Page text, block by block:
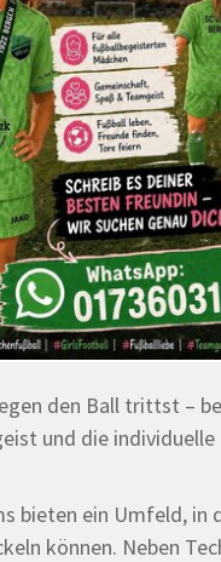
den Ball trittst –
und die
bieten ein Umfeld, in
können. Neben